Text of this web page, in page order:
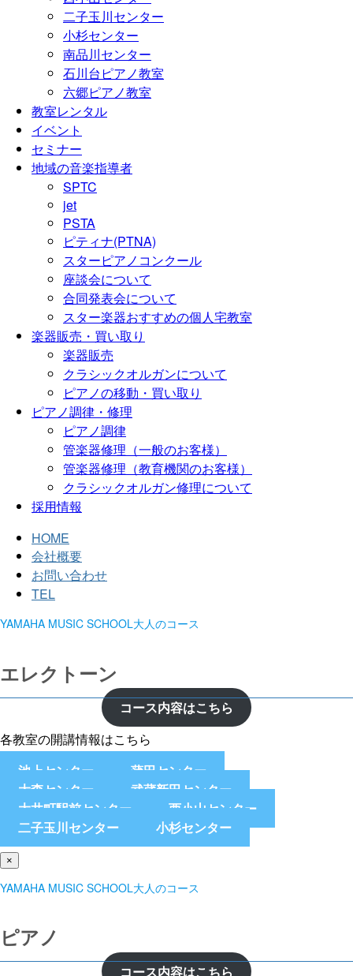
二子玉川センター
小杉センター
南品川センター
石川台ピアノ教室
六郷ピアノ教室
教室レンタル
イベント
セミナー
地域の音楽指導者
SPTC
jet
PSTA
ピティナ(PTNA)
スターピアノコンクール
座談会について
合同発表会について
スター楽器おすすめの個人宅教室
楽器販売・買い取り
楽器販売
クラシックオルガンについて
ピアノの移動・買い取り
ピアノ調律・修理
ピアノ調律
管楽器修理（一般のお客様）
管楽器修理（教育機関のお客様）
クラシックオルガン修理について
採用情報
HOME
会社概要
お問い合わせ
TEL
YAMAHA MUSIC SCHOOL大人のコース
エレクトーン
コース内容はこちら
各教室の開講情報はこちら
池上センター
蒲田センター
大森センター
武蔵新田センター
大井町駅前センター
西小山センター
二子玉川センター
小杉センター
×
YAMAHA MUSIC SCHOOL大人のコース
ピアノ
コース内容はこちら